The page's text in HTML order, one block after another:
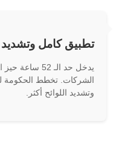
تطبيق كامل وتشديد
يدخل حد الـ 52
الشركات. تخطط الحكومة
وتشديد اللوائح أكثر.